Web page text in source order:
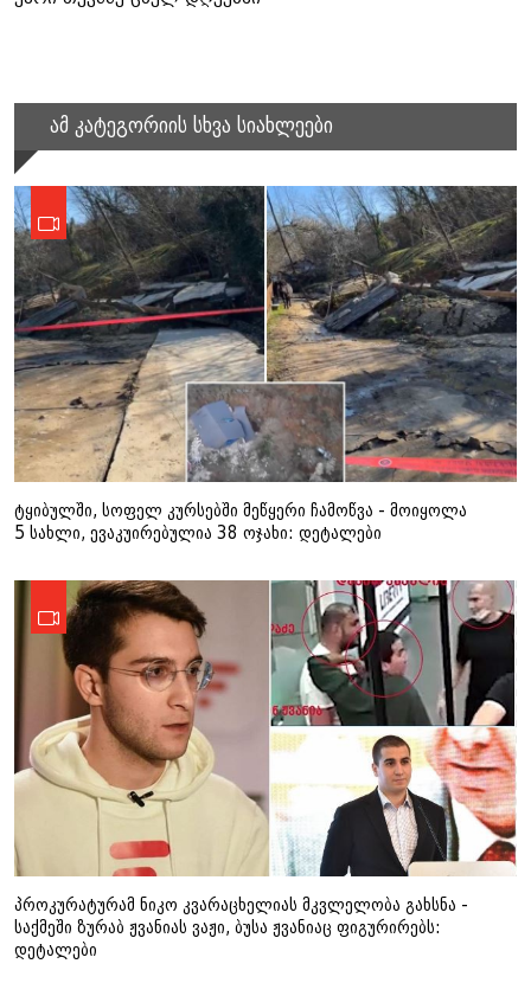
ამ კატეგორიის სხვა სიახლეები
ტყიბულში, სოფელ კურსებში მეწყერი ჩამოწვა - მოიყოლა
5 სახლი, ევაკუირებულია 38 ოჯახი: დეტალები
პროკურატურამ ნიკო კვარაცხელიას მკვლელობა გახსნა -
საქმეში ზურაბ ჟვანიას ვაჟი, ბუსა ჟვანიაც ფიგურირებს:
დეტალები